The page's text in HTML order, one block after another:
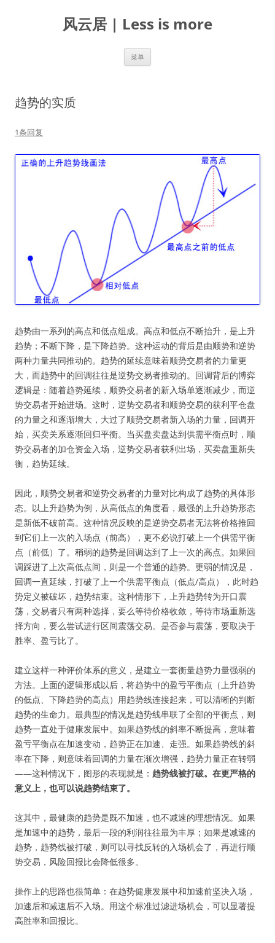
风云居 | Less is more
菜单
趋势的实质
1条回复
趋势由一系列的高点和低点组成。高点和低点不断抬升，是上升
趋势；不断下降，是下降趋势。这种运动的背后是由顺势和逆势
两种力量共同推动的。趋势的延续意味着顺势交易者的力量更
大，而趋势中的回调往往是逆势交易者推动的。回调背后的博弈
逻辑是：随着趋势延续，顺势交易者的新入场单逐渐减少，而逆
势交易者开始进场。这时，逆势交易者和顺势交易的获利平仓盘
的力量之和逐渐增大，大过了顺势交易者新入场的力量，回调开
始，买卖关系逐渐回归平衡。当买盘卖盘达到供需平衡点时，顺
势交易者的加仓资金入场，逆势交易者获利出场，买卖盘重新失
衡，趋势延续。
因此，顺势交易者和逆势交易者的力量对比构成了趋势的具体形
态。以上升趋势为例，从高低点的角度看，最强的上升趋势形态
是新低不破前高。这种情况反映的是逆势交易者无法将价格推回
到它们上一次的入场点（前高），更不必说打破上一个供需平衡
点（前低）了。稍弱的趋势是回调达到了上一次的高点。如果回
调踩进了上次高低点间，则是一个普通的趋势。更弱的情况是，
回调一直延续，打破了上一个供需平衡点（低点/高点），此时趋
势定义被破坏，趋势结束。这种情形下，上升趋势转为开口震
荡，交易者只有两种选择，要么等待价格收敛，等待市场重新选
择方向，要么尝试进行区间震荡交易。是否参与震荡，要取决于
胜率、盈亏比了。
建立这样一种评价体系的意义，是建立一套衡量趋势力量强弱的
方法。上面的逻辑形成以后，将趋势中的盈亏平衡点（上升趋势
的低点、下降趋势的高点）用趋势线连接起来，可以清晰的判断
趋势的生命力。最典型的情况是趋势线串联了全部的平衡点，则
趋势一直处于健康发展中。如果趋势线的斜率不断提高，意味着
盈亏平衡点在加速变动，趋势正在加速、走强。如果趋势线的斜
率在下降，则意味着回调的力量在渐次增强，趋势力量正在转弱
——这种情况下，图形的表现就是： 趋势线被打破。在更严格的
意义上，也可以说趋势结束了。
这其中，最健康的趋势是既不加速，也不减速的理想情况。如果
是加速中的趋势，最后一段的利润往往最为丰厚；如果是减速的
趋势，趋势线被打破，则可以寻找反转的入场机会了，再进行顺
势交易，风险回报比会降低很多。
操作上的思路也很简单：在趋势健康发展中和加速前坚决入场，
加速后和减速后不入场。用这个标准过滤进场机会，可以显著提
高胜率和回报比。